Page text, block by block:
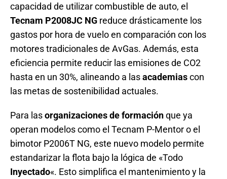
capacidad de utilizar combustible de auto, el
Tecnam P2008JC NG reduce drásticamente los
gastos por hora de vuelo en comparación con los
motores tradicionales de AvGas. Además, esta
eficiencia permite reducir las emisiones de CO2
hasta en un 30%, alineando a lasacademiascon
las metas de sostenibilidad actuales.
Para lasorganizaciones de formaciónque ya
operan modelos como el Tecnam P-Mentor o el
bimotor P2006T NG, este nuevo modelo permite
estandarizar la flota bajo la lógica de «Todo
Inyectado«. Esto simplifica el mantenimiento y la